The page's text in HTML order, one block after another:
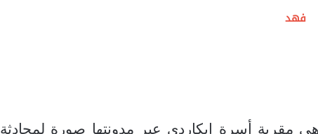
فهد
أسرة إيكاردي عبر مدونتها صورة لمحادثة